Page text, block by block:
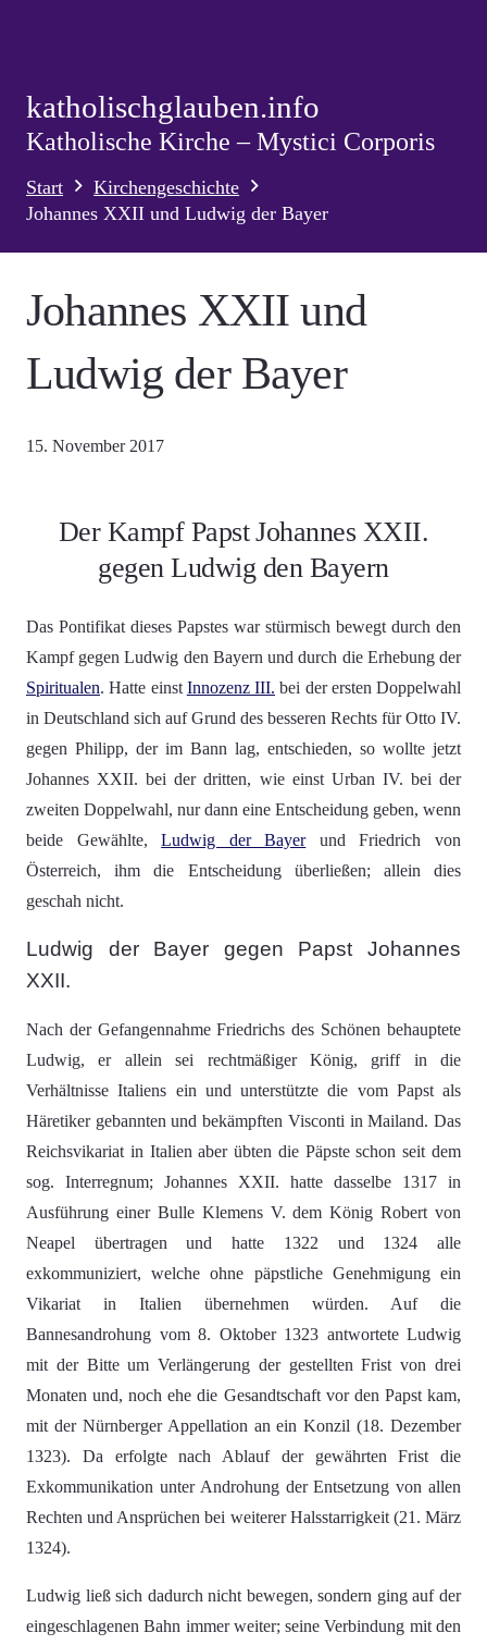
katholischglauben.info
Katholische Kirche – Mystici Corporis
Start
Kirchengeschichte
Johannes XXII und Ludwig der Bayer
Johannes XXII und
Ludwig der Bayer
15. November 2017
Der Kampf Papst Johannes XXII.
gegen Ludwig den Bayern
Das Pontifikat dieses Papstes war stürmisch bewegt durch den
Kampf gegen Ludwig den Bayern und durch die Erhebung der
Spiritualen. Hatte einst Innozenz III. bei der ersten Doppelwahl
in Deutschland sich auf Grund des besseren Rechts für Otto IV.
gegen Philipp, der im Bann lag, entschieden, so wollte jetzt
Johannes XXII. bei der dritten, wie einst Urban IV. bei der
zweiten Doppelwahl, nur dann eine Entscheidung geben, wenn
beide Gewählte,Ludwig der Bayerund Friedrich von
Österreich, ihm die Entscheidung überließen; allein dies
geschah nicht.
Ludwig der Bayer gegen Papst Johannes
XXII.
Nach der Gefangennahme Friedrichs des Schönen behauptete
Ludwig, er allein sei rechtmäßiger König, griff in die
Verhältnisse Italiens ein und unterstützte die vom Papst als
Häretiker gebannten und bekämpften Visconti in Mailand. Das
Reichsvikariat in Italien aber übten die Päpste schon seit dem
sog. Interregnum; Johannes XXII. hatte dasselbe 1317 in
Ausführung einer Bulle Klemens V. dem König Robert von
Neapel übertragen und hatte 1322 und 1324 alle
exkommuniziert, welche ohne päpstliche Genehmigung ein
Vikariat in Italien übernehmen würden. Auf die
Bannesandrohung vom 8. Oktober 1323 antwortete Ludwig
mit der Bitte um Verlängerung der gestellten Frist von drei
Monaten und, noch ehe die Gesandtschaft vor den Papst kam,
mit der Nürnberger Appellation an ein Konzil (18. Dezember
1323). Da erfolgte nach Ablauf der gewährten Frist die
Exkommunikation unter Androhung der Entsetzung von allen
Rechten und Ansprüchen bei weiterer Halsstarrigkeit (21. März
1324).
Ludwig ließ sich dadurch nicht bewegen, sondern ging auf der
eingeschlagenen Bahn immer weiter; seine Verbindung mit den